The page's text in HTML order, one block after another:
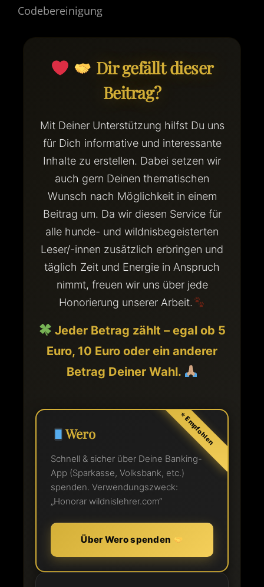
Codebereinigung
Dir gefällt dieser
Beitrag?
Mit Deiner Unterstützung hilfst Du uns
für Dich informative und interessante
Inhalte zu erstellen. Dabei setzen wir
auch gern Deinen thematischen
Wunsch nach Möglichkeit in einem
Beitrag um. Da wir diesen Service für
alle hunde- und wildnisbegeisterten
Leser/-innen zusätzlich erbringen und
täglich Zeit und Energie in Anspruch
nimmt, freuen wir uns über jede
Honorierung unserer Arbeit.
Jeder Betrag zählt – egal ob 5
Euro, 10 Euro oder ein anderer
Betrag Deiner Wahl.
Wero
Schnell & sicher über Deine Banking-
App (Sparkasse, Volksbank, etc.)
spenden. Verwendungszweck:
„Honorar wildnislehrer.com“
Über Wero spenden